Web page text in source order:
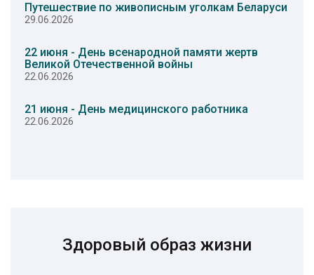
Путешествие по живописным уголкам Беларуси
29.06.2026
22 июня - День всенародной памяти жертв
Великой Отечественной войны
22.06.2026
21 июня - День медицинского работника
22.06.2026
Здоровый образ жизни